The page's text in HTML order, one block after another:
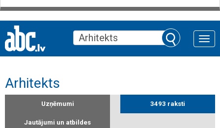
Toggle
Arhitekts
Uzņēmumi 3493 raksti
Jautājumi un atbildes